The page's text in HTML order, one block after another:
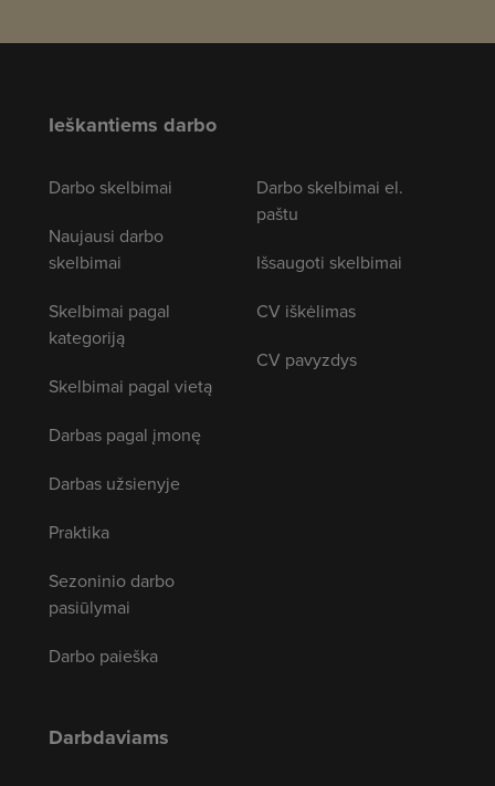
Ieškantiems darbo
Darbo skelbimai
Naujausi darbo
skelbimai
Skelbimai pagal
kategoriją
Skelbimai pagal vietą
Darbas pagal įmonę
Darbas užsienyje
Praktika
Sezoninio darbo
pasiūlymai
Darbo paieška
Darbo skelbimai el.
paštu
Išsaugoti skelbimai
CV iškėlimas
CV pavyzdys
Darbdaviams